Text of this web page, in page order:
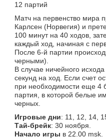
12 партий
Матч на первенство мира
Карлсен (Норвегия) и
100 минут на 40 ходов,
каждый ход, начиная с
После 6-й партии
черными).
В случае ничейного
секунд на ход. Если счет
при необходимости еще 4
партия, в которой белые
черных.
Игровые дни: 11, 12, 14,
Тай-брейк: 30 ноября.
Начало игры в 22.00 msk.